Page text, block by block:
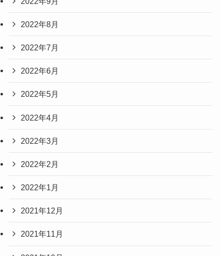
2022年8月
2022年7月
2022年6月
2022年5月
2022年4月
2022年3月
2022年2月
2022年1月
2021年12月
2021年11月